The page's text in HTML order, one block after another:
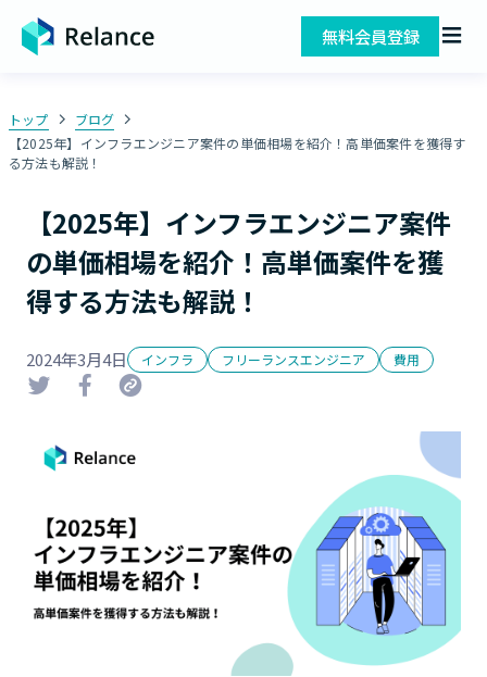
無料会員登録
トップ
ブログ
【2025年】インフラエンジニア案件の単価相場を紹介！高単価案件を獲得す
る方法も解説！
【2025年】インフラエンジニア案件
の単価相場を紹介！高単価案件を獲
得する方法も解説！
2024年3月4日 インフラ フリーランスエンジニア 費用